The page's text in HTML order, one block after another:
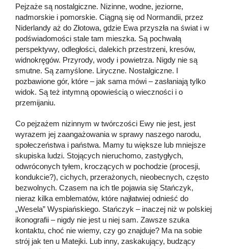
Pejzaże są nostalgiczne. Nizinne, wodne, jeziorne,
nadmorskie i pomorskie. Ciągną się od Normandii, przez
Niderlandy aż do Złotowa, gdzie Ewa przyszła na świat i w
podświadomości stale tam mieszka. Są pochwałą
perspektywy, odległości, dalekich przestrzeni, kresów,
widnokręgów. Przyrody, wody i powietrza. Nigdy nie są
smutne. Są zamyślone. Liryczne. Nostalgiczne. I
pozbawione gór, które – jak sama mówi – zasłaniają tylko
widok. Są też intymną opowieścią o wieczności i o
przemijaniu.
Co pejzażem nizinnym w twórczości Ewy nie jest, jest
wyrazem jej zaangażowania w sprawy naszego narodu,
społeczeństwa i państwa. Mamy tu większe lub mniejsze
skupiska ludzi. Stojących nieruchomo, zastygłych,
odwróconych tyłem, kroczących w pochodzie (procesji,
kondukcie?), cichych, przerażonych, nieobecnych, często
bezwolnych. Czasem na ich tle pojawia się Stańczyk,
nieraz kilka emblematów, które najłatwiej odnieść do
„Wesela” Wyspiańskiego. Stańczyk – inaczej niż w polskiej
ikonografii – nigdy nie jest u niej sam. Zawsze szuka
kontaktu, choć nie wiemy, czy go znajduje? Ma na sobie
strój jak ten u Matejki. Lub inny, zaskakujący, budzący